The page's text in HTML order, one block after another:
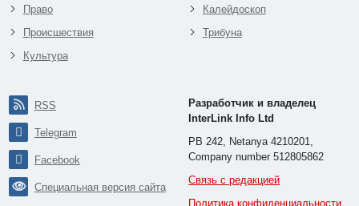
Право
Происшествия
Культура
Калейдоскоп
Трибуна
RSS
Telegram
Facebook
Специальная версия сайта
Разработчик и владелец
InterLink Info Ltd
PB 242, Netanya 4210201,
Company number 512805862
Связь с редакцией
Политика конфиденциальности